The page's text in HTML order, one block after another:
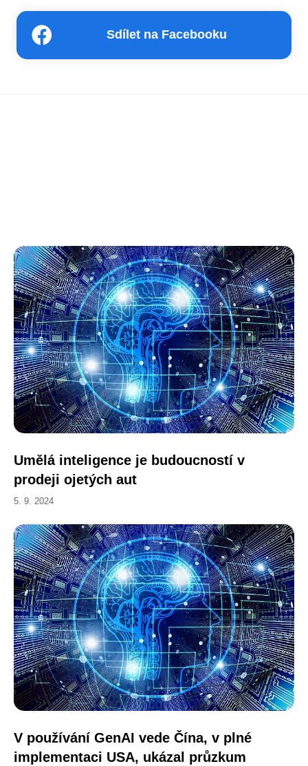
Sdílet na Facebooku
Umělá inteligence je budoucností v
prodeji ojetých aut
5. 9. 2024
V používání GenAI vede Čína, v plné
implementaci USA, ukázal průzkum